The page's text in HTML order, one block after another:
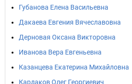
Губанова Елена Васильевна
Дакаева Евгения Вячеславовна
Дерновая Оксана Викторовна
Иванова Вера Евгеньевна
Казанцева Екатерина Михайловна
Кардаков Олег Георгиевич